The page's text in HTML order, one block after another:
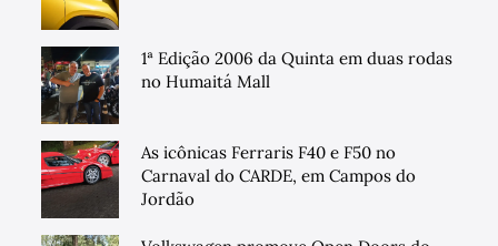
1ª Edição 2006 da Quinta em duas rodas
no Humaitá Mall
As icônicas Ferraris F40 e F50 no
Carnaval do CARDE, em Campos do
Jordão